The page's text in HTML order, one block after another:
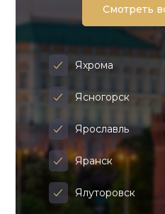
Смотреть
Яхрома
Ясногорск
Ярославль
Яранск
Ялуторовск